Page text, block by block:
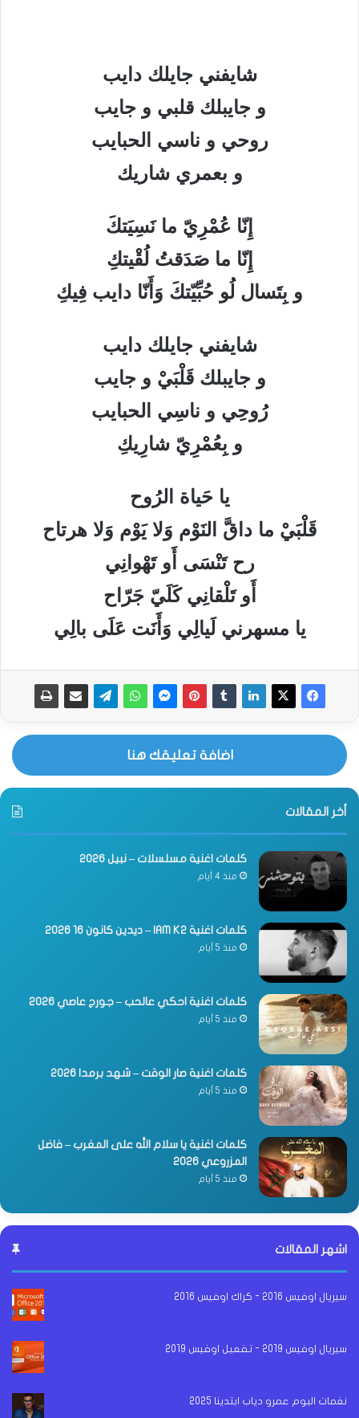
شايفني جايلك دايب
و جايبلك قلبي و جايب
روحي و ناسي الحبايب
و بعمري شاريك
إِنّا عُمْرِيّ ما نَسِيَتكَ
إِنّا ما صَدَقتُ لُقْيتكِ
و بِتَسال لُو حُبِّيّتكَ وَأَنّا دايب فِيكِ
شايفني جايلك دايب
و جايبلك قَلْبَيْ و جايب
رُوحِي و ناسِي الحبايب
و بِعُمْرِيّ شارِيكِ
يا حَياة الرُوح
قَلْبَيْ ما داقَّ النَوْم وَلا يَوْم وَلا هرتاح
رح تَنْسَى أَو تَهْوانِي
أَو تَلْقانِي كَلَيّ جَرّاح
يا مسهرني لَيالِي وَأَنَت عَلَى بالِي
اضافة تعليقك هنا
أخر المقالات
كلمات اغنية مسلسلات – نبيل 2026
منذ 4 أيام
كلمات اغنية IAM K2 – ديدين كانون 16 2026
منذ 5 أيام
كلمات اغنية احكي عالحب – جورج عاصي 2026
منذ 5 أيام
كلمات اغنية صار الوقت – شهد برمدا 2026
منذ 5 أيام
كلمات اغنية يا سلام الله على المغرب – فاضل
المزروعي 2026
منذ 5 أيام
اشهر المقالات
سيريال اوفيس 2016 - كراك اوفيس 2016
سيريال اوفيس 2019 - تفعيل اوفيس 2019
نغمات البوم عمرو دياب ابتدينا 2025